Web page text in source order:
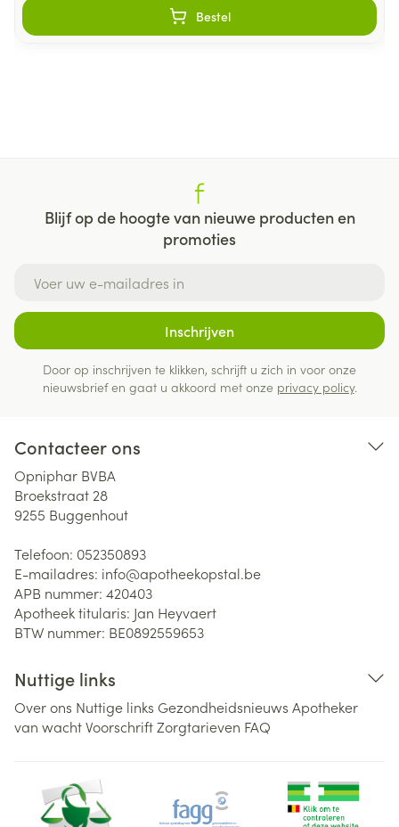
Bestel
Blijf op de hoogte van nieuwe producten en
promoties
Inschrijven
Door op inschrijven te klikken, schrijft u zich in voor onze
nieuwsbrief en gaat u akkoord met onze privacy policy.
Contacteer ons
Opniphar BVBA
Broekstraat 28
9255 Buggenhout
Telefoon: 052350893
E-mailadres: info@apotheekopstal.be
APB nummer: 420403
Apotheek titularis: Jan Heyvaert
BTW nummer: BE0892559653
Nuttige links
Over ons Nuttige links Gezondheidsnieuws Apotheker
van wachtVoorschriftZorgtarieven FAQ